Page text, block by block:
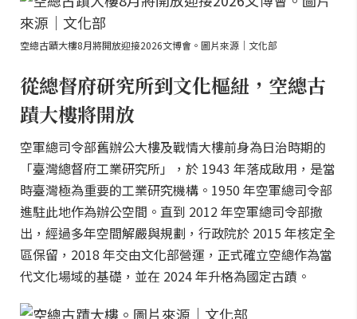
空總古蹟大樓8月將開放迎接2026文博會。圖片來源｜文化部
從總督府研究所到文化樞紐，空總古
蹟大樓將開放
空軍總司令部舊辦公大樓及戰情大樓前身為日治時期的
「臺灣總督府工業研究所」，於 1943 年落成啟用，是當
時臺灣極為重要的工業研究機構。1950 年空軍總司令部
進駐此地作為辦公空間。直到 2012 年空軍總司令部撤
出，經過多年空間解嚴與規劃，行政院於 2015 年核定全
區保留，2018 年交由文化部營運，正式確立空總作為當
代文化場域的基礎，並在 2024 年升格為國定古蹟。